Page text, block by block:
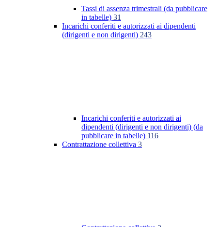
Tassi di assenza trimestrali (da pubblicare
in tabelle) 31
Incarichi conferiti e autorizzati ai dipendenti
(dirigenti e non dirigenti) 243
Incarichi conferiti e autorizzati ai
dipendenti (dirigenti e non dirigenti) (da
pubblicare in tabelle) 116
Contrattazione collettiva 3